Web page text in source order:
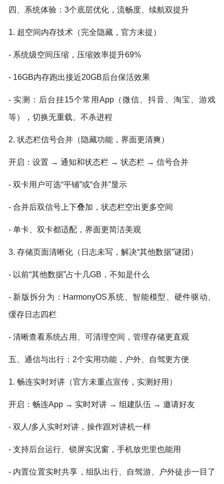
四、系统体验：3个底层优化，流畅度、续航双提升
1. 超空间内存技术（完全隐藏，官方未提）
- 系统级空间压缩，压缩效率提升69%
- 16GB内存跑出接近20GB后台保活效果
- 实测：后台挂15个常用App（微信、抖音、淘宝、游戏
等），切换无重载、不杀进程
2. 状态栏信号合并（隐藏功能，界面更清爽）
开启：设置 → 通知和状态栏 → 状态栏 → 信号合并
- 双卡用户可选“平铺”或“合并”显示
- 合并后双信号上下叠加，状态栏空出更多空间
- 单卡、双卡都适配，界面更简洁美观
3. 存储页面清晰化（日志未写，解决“其他数据”谜团）
- 以前“其他数据”占十几GB，不知是什么
- 新版拆分为：HarmonyOS系统、智能模型、硬件驱动、
缓存日志四栏
- 清晰查看系统占用、可清理空间，管理存储更直观
五、通信与出行：2个实用功能，户外、自驾更方便
1. 畅连实时对讲（官方未重点宣传，实测好用）
开启：畅连App → 实时对讲 → 组建队伍 → 邀请好友
- 双人/多人实时对讲，操作跟对讲机一样
- 支持后台运行、锁屏实况窗，手机放兜里也能用
- 内置位置实时共享，组队出行、自驾游、户外徒步一目了